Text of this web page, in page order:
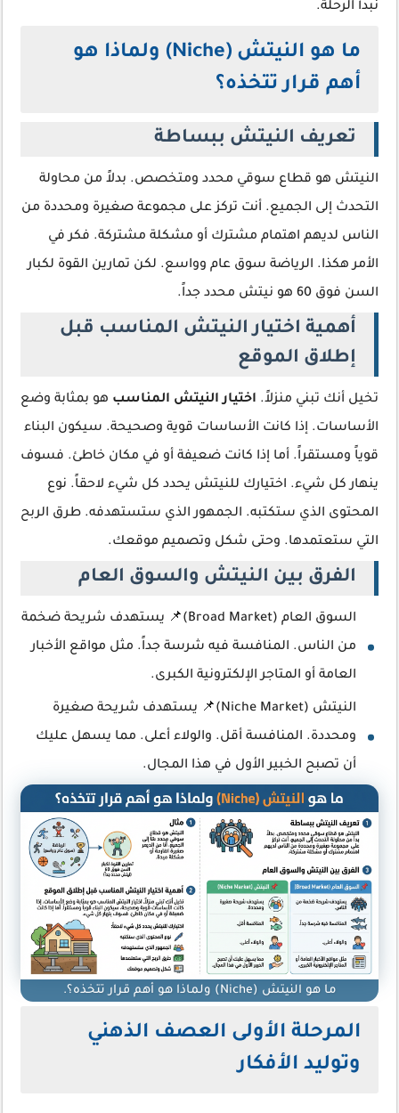
نبدأ الرحلة.
ما هو النيتش (Niche) ولماذا هو
أهم قرار تتخذه؟
تعريف النيتش ببساطة
النيتش هو قطاع سوقي محدد ومتخصص. بدلاً من محاولة
التحدث إلى الجميع. أنت تركز على مجموعة صغيرة ومحددة من
الناس لديهم اهتمام مشترك أو مشكلة مشتركة. فكر في
الأمر هكذا. الرياضة سوق عام وواسع. لكن تمارين القوة لكبار
السن فوق 60 هو نيتش محدد جداً.
أهمية اختيار النيتش المناسب قبل
إطلاق الموقع
تخيل أنك تبني منزلاً. اختيار النيتش المناسب هو بمثابة وضع
الأساسات. إذا كانت الأساسات قوية وصحيحة. سيكون البناء
قوياً ومستقراً. أما إذا كانت ضعيفة أو في مكان خاطئ. فسوف
ينهار كل شيء. اختيارك للنيتش يحدد كل شيء لاحقاً. نوع
المحتوى الذي ستكتبه. الجمهور الذي ستستهدفه. طرق الربح
التي ستعتمدها. وحتى شكل وتصميم موقعك.
الفرق بين النيتش والسوق العام
السوق العام (Broad Market)📌 يستهدف شريحة ضخمة
من الناس. المنافسة فيه شرسة جداً. مثل مواقع الأخبار
العامة أو المتاجر الإلكترونية الكبرى.
النيتش (Niche Market)📌 يستهدف شريحة صغيرة
ومحددة. المنافسة أقل. والولاء أعلى. مما يسهل عليك
أن تصبح الخبير الأول في هذا المجال.
ما هو النيتش (Niche) ولماذا هو أهم قرار تتخذه؟.
المرحلة الأولى العصف الذهني
وتوليد الأفكار